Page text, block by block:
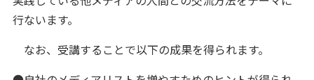
行ないます。
なお、受講することで以下の成果を得られます。